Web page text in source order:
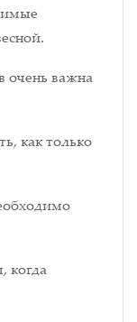
очень важна
как только
когда